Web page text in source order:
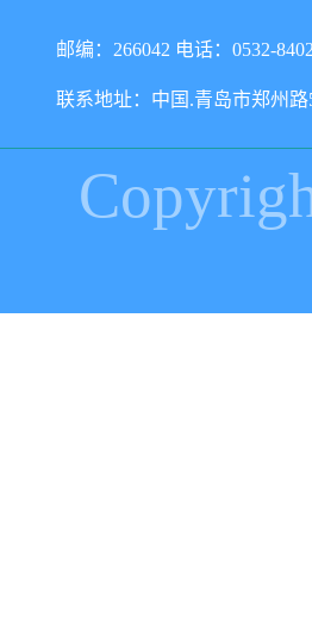
邮编：266042 电话：0532-
联系地址：中国.青岛市郑州路